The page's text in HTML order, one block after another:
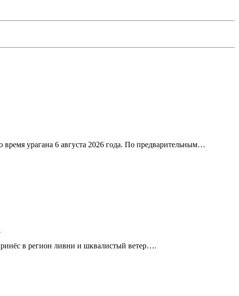
урагана 6 августа 2026 года. По предварительным…
в регион ливни и шквалистый ветер….